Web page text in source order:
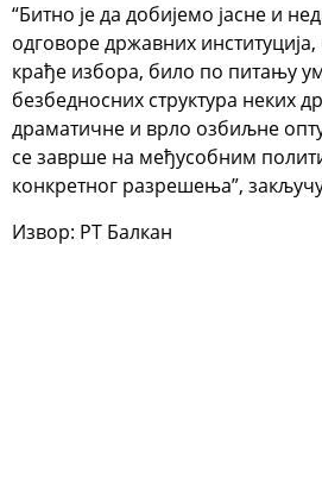
“Битно је да добијемо јасне и
одговоре државних
крађе избора, било по питању
безбедносних структура неких
драматичне и врло озбиљне
се заврше на међусобним
конкретног разрешења”,
Извор: РТ Балкан